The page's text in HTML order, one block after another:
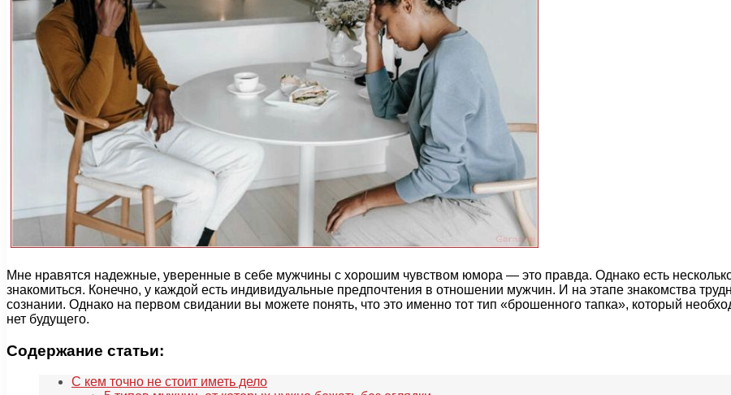
Мне нравятся надежные, уверенные в себе мужчины с хорошим чувством юмора — это правда. Однако есть
знакомиться. Конечно, у каждой есть индивидуальные предпочтения в отношении мужчин. И на этапе знакомства
сознании. Однако на первом свидании вы можете понять, что это именно тот тип «брошенного тапка», который
нет будущего.
Содержание статьи:
С кем точно не стоит иметь дело